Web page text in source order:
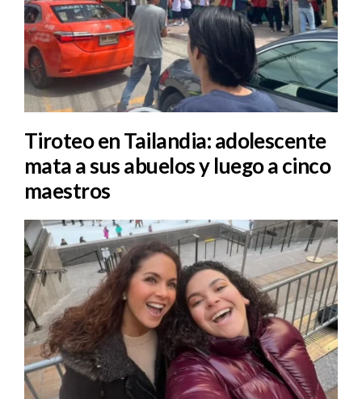
Tiroteo en Tailandia: adolescente
mata a sus abuelos y luego a cinco
maestros